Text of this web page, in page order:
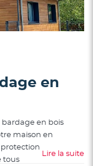
en
bardage en bois
maison en
protection
tous
Lire la suite